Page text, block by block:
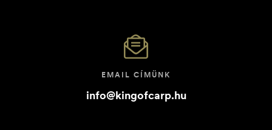
EMAIL CÍMÜNK
info@kingofcarp.hu